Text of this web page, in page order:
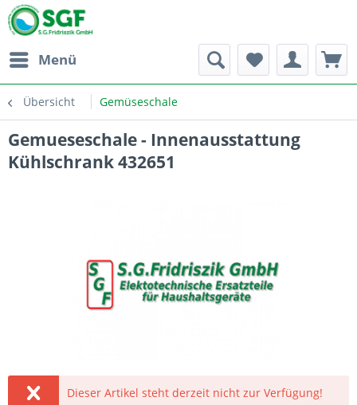
Menü
Übersicht Gemüseschale
Gemueseschale - Innenausstattung
Kühlschrank 432651
Dieser Artikel steht derzeit nicht zur Verfügung!